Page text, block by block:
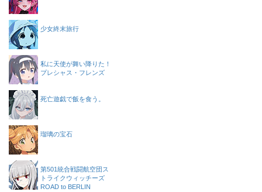
少女終末旅行
私に天使が舞い降りた！
プレシャス・フレンズ
死亡遊戯で飯を食う。
瑠璃の宝石
第501統合戦闘航空団ス
トライクウィッチーズ
ROAD to BERLIN